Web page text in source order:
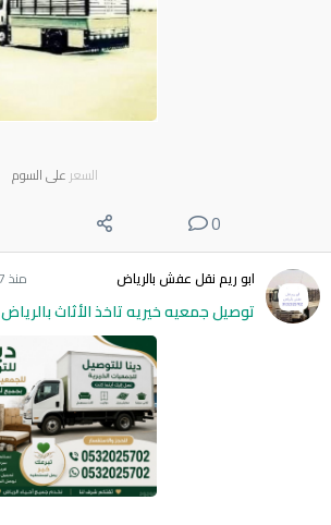
السعر على السوم
0
ابو ريم نقل عفش بالرياض منذ 7 ساعات
توصيل جمعيه خيريه تاخذ الأثاث بالرياض 0532025702